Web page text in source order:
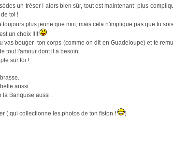
un trésor ! alors bien sûr, tout est maintenant plus
toi !
toujours plus jeune que moi, mais cela n'implique pas que tu
un choix !!!!!
vas bouger ton corps (comme on dit en Guadeloupe) et te
tout l'amour dont il a besoin.
sur toi !
aussi.
la Banquise aussi .
( qui collectionne les photos de ton fiston ! )